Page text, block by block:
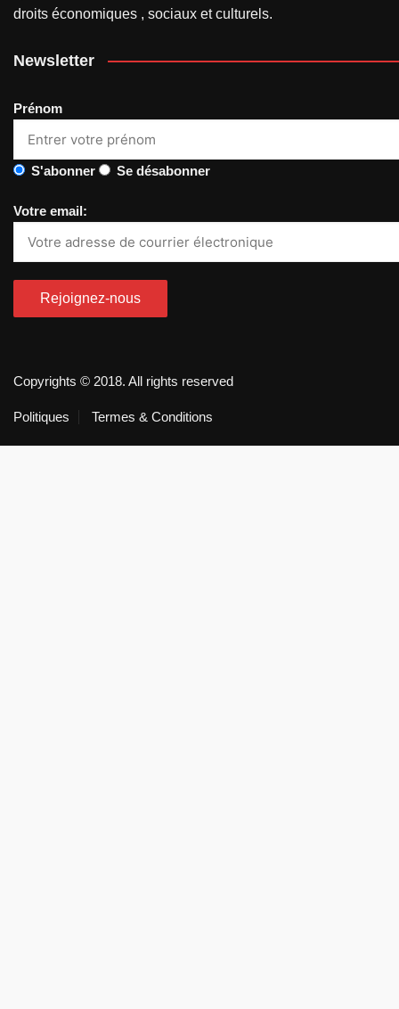
droits économiques , sociaux et culturels.
Newsletter
Prénom
S'abonner Se désabonner
Votre email:
Copyrights © 2018. All rights reserved
Politiques Termes & Conditions